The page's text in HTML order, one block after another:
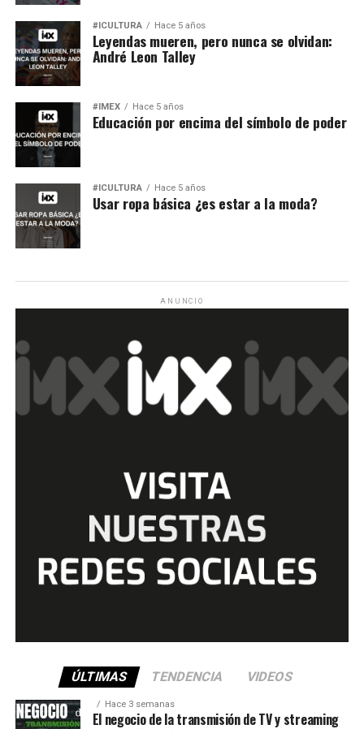
#ICULTURA Hace 5 años
Leyendas mueren, pero nunca se olvidan:
André Leon Talley
#IMEX Hace 5 años
Educación por encima del símbolo de poder
#ICULTURA Hace 5 años
Usar ropa básica ¿es estar a la moda?
ANUNCIO
ÚLTIMAS TENDENCIA VIDEOS
Hace 3 semanas
El negocio de la transmisión de TV y streaming